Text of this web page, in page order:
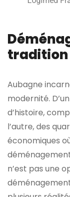
tradition
Aubagne
modernité.
d’histoire,
l’autre, des
économiques
n’est pas une